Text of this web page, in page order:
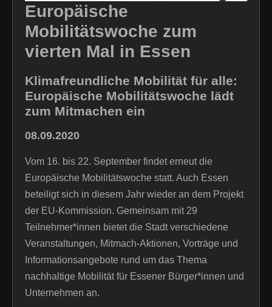
Europäische
Mobilitätswoche zum
vierten Mal in Essen
Klimafreundliche Mobilität für alle:
Europäische Mobilitätswoche lädt
zum Mitmachen ein
08.09.2020
Vom 16. bis 22. September findet erneut die
Europäische Mobilitätswoche statt. Auch Essen
beteiligt sich in diesem Jahr wieder an dem Projekt
der EU-Kommission. Gemeinsam mit 29
Teilnehmer*innen bietet die Stadt verschiedene
Veranstaltungen, Mitmach-Aktionen, Vorträge und
Informationsangebote rund um das Thema
nachhaltige Mobilität für Essener Bürger*innen und
Unternehmen an.